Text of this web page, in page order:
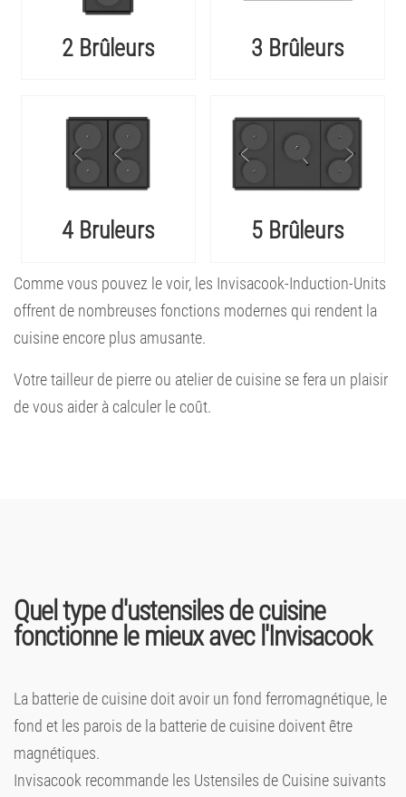
2 Brûleurs 3 Brûleurs
4 Bruleurs 5 Brûleurs
Comme vous pouvez le voir, les Invisacook-Induction-Units
offrent de nombreuses fonctions modernes qui rendent la
cuisine encore plus amusante.
Votre tailleur de pierre ou atelier de cuisine se fera un plaisir
de vous aider à calculer le coût.
Quel type d'ustensiles de cuisine
fonctionne le mieux avec l'Invisacook
La batterie de cuisine doit avoir un fond ferromagnétique, le
fond et les parois de la batterie de cuisine doivent être
magnétiques.
Invisacook recommande les Ustensiles de Cuisine suivants